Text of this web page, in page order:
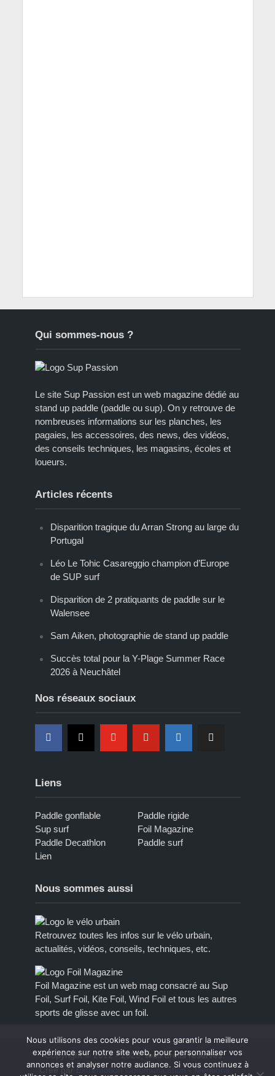
Qui sommes-nous ?
Le site Sup Passion est un web magazine dédié au
stand up paddle (paddle ou sup). On y retrouve de
nombreuses informations sur les planches, les
pagaies, les accessoires, des news, des vidéos,
des conseils techniques, les magasins, écoles et
loueurs.
Articles récents
Disparition tragique du Arran Strong au large du
Portugal
Léo Le Tohic Casareggio champion d’Europe
de SUP surf
Disparition de 2 pratiquants de paddle sur le
Walensee
Sam Aiken, photographie de stand up paddle
Succès total pour la Y-Plage Summer Race
2026 à Neuchâtel
Nos réseaux sociaux
Liens
Paddle gonflable
Paddle rigide
Sup surf
Foil Magazine
Paddle Decathlon
Paddle surf
Lien
Nous sommes aussi
Retrouvez toutes les infos sur le vélo urbain,
actualités, vidéos, conseils, techniques, etc.
Foil Magazine est un web mag consacré au Sup
Foil, Surf Foil, Kite Foil, Wind Foil et tous les autres
sports de glisse avec un foil.
Copyright © 2012 - 2023, tous droits réservés.
Créé par Extremotion Communication-Mentions
Nous utilisons des cookies pour vous garantir la meilleure
expérience sur notre site web, pour personnaliser vos
annonces et analyser notre audiance. Si vous continuez à